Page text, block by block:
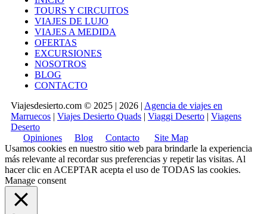
TOURS Y CIRCUITOS
VIAJES DE LUJO
VIAJES A MEDIDA
OFERTAS
EXCURSIONES
NOSOTROS
BLOG
CONTACTO
Viajesdesierto.com © 2025 | 2026 | Agencia de viajes en
Marruecos | Viajes Desierto Quads | Viaggi Deserto | Viagens
Deserto
Opiniones
Blog Contacto
Site Map
Usamos cookies en nuestro sitio web para brindarle la experiencia
más relevante al recordar sus preferencias y repetir las visitas. Al
hacer clic en ACEPTAR acepta el uso de TODAS las cookies.
Manage consent